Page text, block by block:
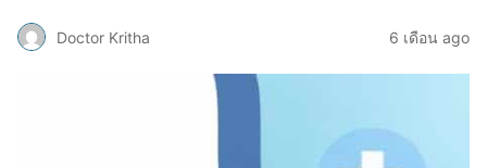
Doctor Kritha 6 เดือน ago